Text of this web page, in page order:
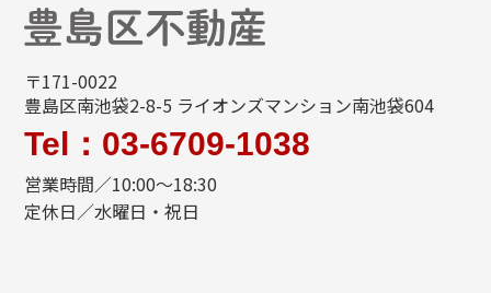
〒171-0022
豊島区南池袋2-8-5 ライオンズマンション南池袋604
Tel：03-6709-1038
営業時間／10:00～18:30
定休日／水曜日・祝日